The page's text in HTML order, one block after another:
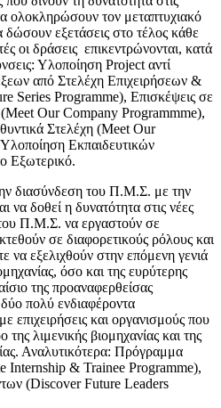
ολοκληρώσουν τον μεταπτυχιακό
εξετάσεις στο τέλος κάθε
οι δράσεις επικεντρώνονται, κατά
Υλοποίηση Project αντί
από Στελέχη Επιχειρήσεων &
Series Programme), Επισκέψεις σε
(Meet Our Company Programmme),
Στελέχη (Meet Our
Εκπαιδευτικών
Εξωτερικό.
διασύνδεση του Π.Μ.Σ. με την
να δοθεί η δυνατότητα στις νέες
του Π.Μ.Σ. να εργαστούν σε
σε διαφορετικούς ρόλους και
να εξελιχθούν στην επόμενη γενιά
όσο και της ευρύτερης
της προαναφερθείσας
πολύ ενδιαφέροντα
επιχειρήσεις και οργανισμούς που
λιμενικής βιομηχανίας και της
Αναλυτικότερα: Πρόγραμμα
Internship & Trainee Programme),
(Discover Future Leaders